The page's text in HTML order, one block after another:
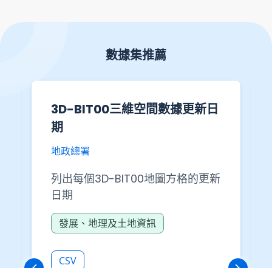
數據集推薦
3D-BIT00三維空間數據更新日
期
地政總署
列出每個3D-BIT00地圖方格的更新
日期
發展、地理及土地資訊
CSV